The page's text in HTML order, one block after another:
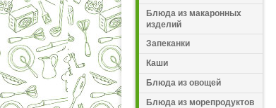
Блюда из макаронных
изделий
Запеканки
Каши
Блюда из овощей
Блюда из морепродуктов